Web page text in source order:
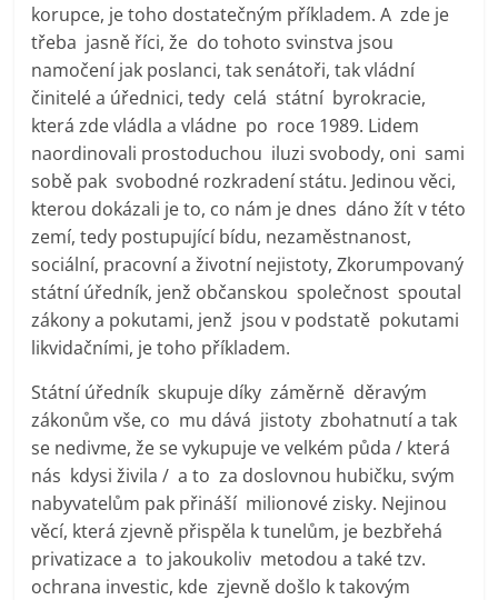
korupce, je toho dostatečným příkladem. A zde je
třeba jasně říci, že do tohoto svinstva jsou
namočení jak poslanci, tak senátoři, tak vládní
činitelé a úřednici, tedy celá státní byrokracie,
která zde vládla a vládne po roce 1989. Lidem
naordinovali prostoduchou iluzi svobody, oni sami
sobě pak svobodné rozkradení státu. Jedinou věci,
kterou dokázali je to, co nám je dnes dáno žít v této
zemí, tedy postupující bídu, nezaměstnanost,
sociální, pracovní a životní nejistoty, Zkorumpovaný
státní úředník, jenž občanskou společnost spoutal
zákony a pokutami, jenž jsou v podstatě pokutami
likvidačními, je toho příkladem.
Státní úředník skupuje díky záměrně děravým
zákonům vše, co mu dává jistoty zbohatnutí a tak
se nedivme, že se vykupuje ve velkém půda / která
nás kdysi živila / a to za doslovnou hubičku, svým
nabyvatelům pak přináší milionové zisky. Nejinou
věcí, která zjevně přispěla k tunelům, je bezbřehá
privatizace a to jakoukoliv metodou a také tzv.
ochrana investic, kde zjevně došlo k takovým